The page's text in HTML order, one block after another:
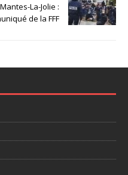
La-Jolie :
de la FFF